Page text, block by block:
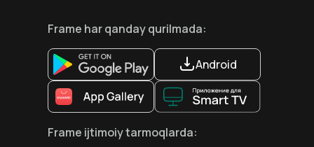
Frame har qanday qurilmada:
Android
Frame ijtimoiy tarmoqlarda: